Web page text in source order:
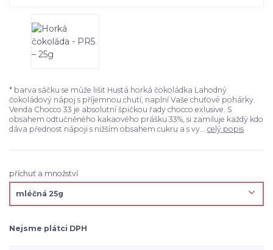
* barva sáčku se může lišit Hustá horká čokoládka Lahodný
čokoládový nápoj s příjemnou chutí, naplní Vaše chuťové pohárky.
Venda Chocco 33 je absolutní špičkou řady chocco exlusive. S
obsahem odtučněného kakaového prášku 33%, si zamiluje každý kdo
dáva přednost nápoji s nižším obsahem cukru a s vy... celý popis
příchuť a množství
Nejsme plátci DPH